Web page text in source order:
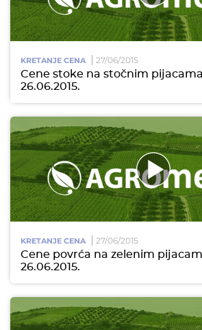
KRETANJE CENA 27/06/2015
Cene stoke na stočnim
26.06.2015.
KRETANJE CENA 27/06/2015
Cene povrća na zelenim
26.06.2015.